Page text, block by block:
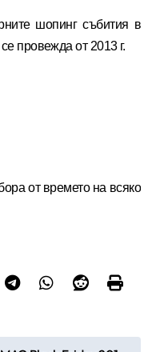
шопинг събития в
провежда от 2013 г.
от времето на всяко